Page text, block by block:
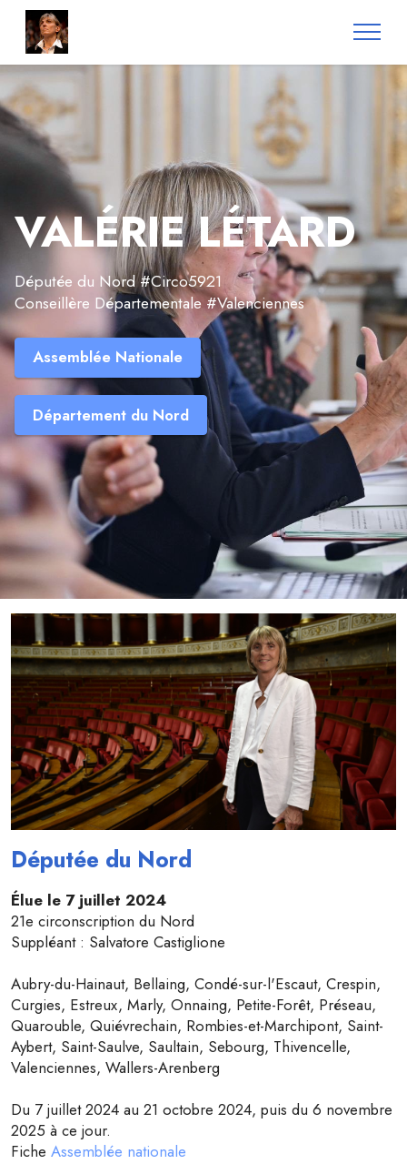
VALÉRIE LÉTARD
Députée du Nord #Circo5921
Conseillère Départementale #Valenciennes
Assemblée Nationale
Département du Nord
Députée du Nord
Élue le 7 juillet 2024
21e circonscription du Nord
Suppléant : Salvatore Castiglione
Aubry-du-Hainaut, Bellaing, Condé-sur-l'Escaut, Crespin,
Curgies, Estreux, Marly, Onnaing, Petite-Forêt, Préseau,
Quarouble, Quiévrechain, Rombies-et-Marchipont, Saint-
Aybert, Saint-Saulve, Saultain, Sebourg, Thivencelle,
Valenciennes, Wallers-Arenberg
Du 7 juillet 2024 au 21 octobre 2024, puis du 6 novembre
2025 à ce jour.
Fiche Assemblée nationale